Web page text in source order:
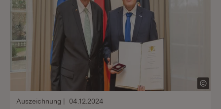
Auszeichnung 04.12.2024